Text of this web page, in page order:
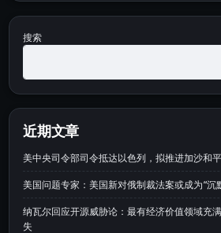
搜索
近期文章
美中央司令部司令抵达以色列，拟推进加沙和
美国问题专家：美国新对俄制裁法案或成为“沉
纳瓦尔回应开源威胁论：最有经济价值领域充
失